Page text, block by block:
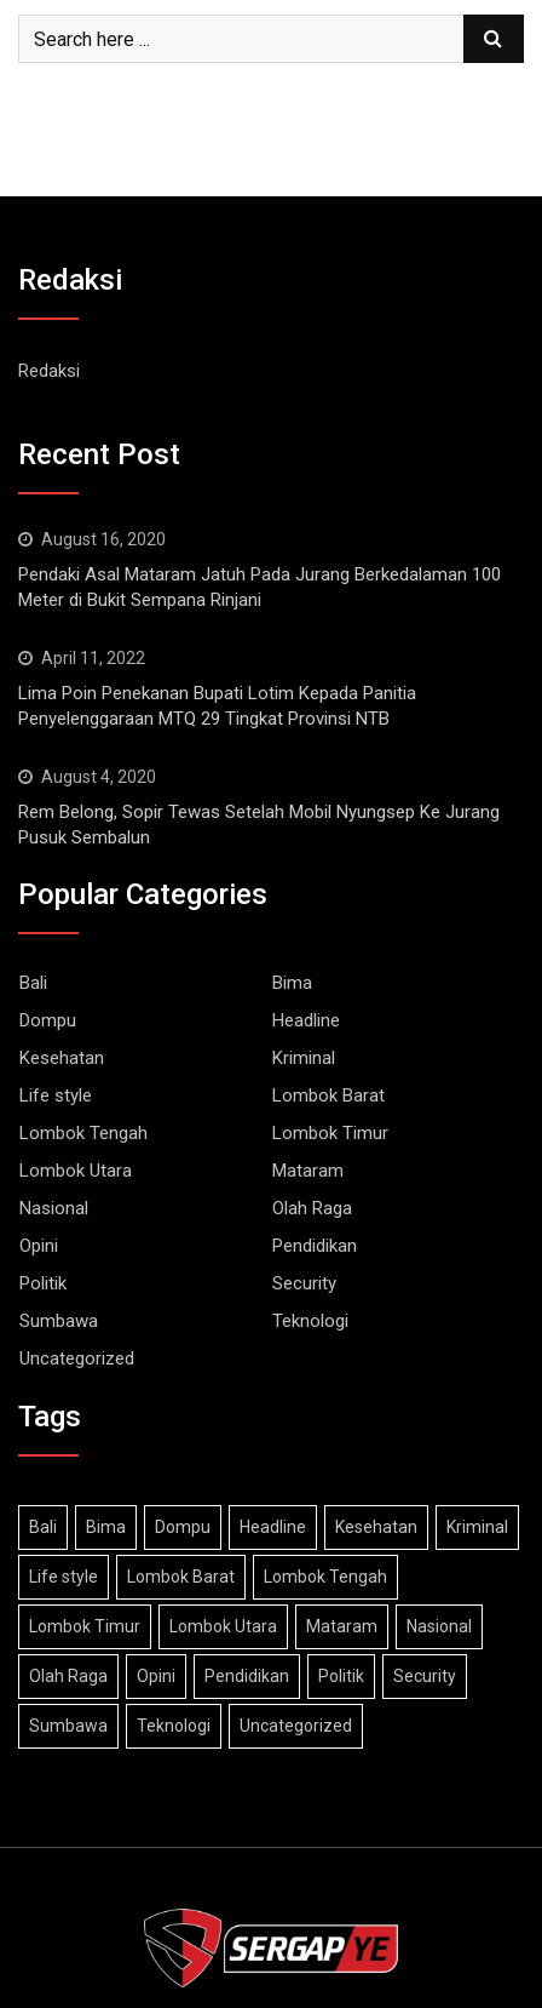
Redaksi
Redaksi
Recent Post
August 16, 2020
Pendaki Asal Mataram Jatuh Pada Jurang Berkedalaman 100
Meter di Bukit Sempana Rinjani
April 11, 2022
Lima Poin Penekanan Bupati Lotim Kepada Panitia
Penyelenggaraan MTQ 29 Tingkat Provinsi NTB
August 4, 2020
Rem Belong, Sopir Tewas Setelah Mobil Nyungsep Ke Jurang
Pusuk Sembalun
Popular Categories
Bali
Bima
Dompu
Headline
Kesehatan
Kriminal
Life style
Lombok Barat
Lombok Tengah
Lombok Timur
Lombok Utara
Mataram
Nasional
Olah Raga
Opini
Pendidikan
Politik
Security
Sumbawa
Teknologi
Uncategorized
Tags
Bali Bima Dompu Headline Kesehatan Kriminal
Life style Lombok Barat Lombok Tengah
Lombok Timur Lombok Utara Mataram Nasional
Olah Raga Opini Pendidikan Politik Security
Sumbawa Teknologi Uncategorized